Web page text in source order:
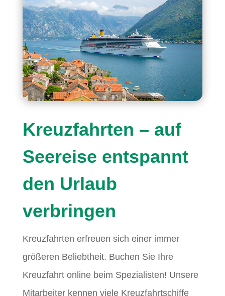
Kreuzfahrten – auf
Seereise entspannt
den Urlaub
verbringen
Kreuzfahrten erfreuen sich einer immer
größeren Beliebtheit. Buchen Sie Ihre
Kreuzfahrt online beim Spezialisten! Unsere
Mitarbeiter kennen viele Kreuzfahrtschiffe